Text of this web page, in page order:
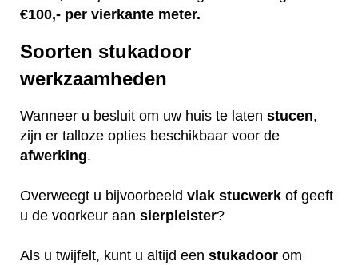
€100,- per vierkante meter.
Soorten stukadoor
werkzaamheden
Wanneer u besluit om uw huis te laten stucen,
zijn er talloze opties beschikbaar voor de
afwerking.
Overweegt u bijvoorbeeld vlak stucwerk of geeft
u de voorkeur aan sierpleister?
Als u twijfelt, kunt u altijd een stukadoor om